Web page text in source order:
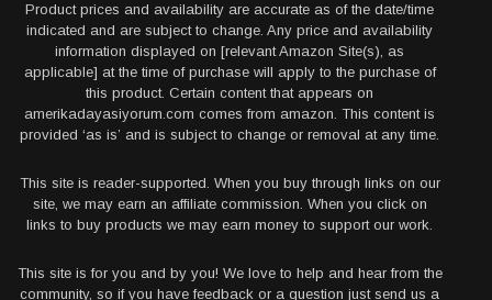
Product prices and availability are accurate as of the date/time
indicated and are subject to change. Any price and availability
information displayed on [relevant Amazon Site(s), as
applicable] at the time of purchase will apply to the purchase of
this product. Certain content that appears on
amerikadayasiyorum.com comes from amazon. This content is
provided ‘as is’ and is subject to change or removal at any time.
This site is reader-supported. When you buy through links on our
site, we may earn an affiliate commission. When you click on
links to buy products we may earn money to support our work.
This site is for you and by you! We love to help and hear from the
community, so if you have feedback or a question just send us a